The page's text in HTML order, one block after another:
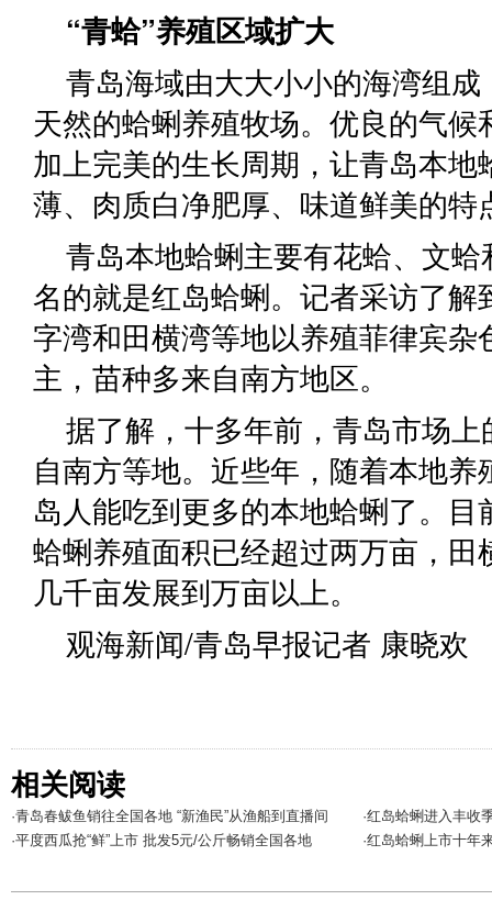
“青蛤”养殖区域扩大
青岛海域由大大小小的海湾组
天然的蛤蜊养殖牧场。优良的气候
加上完美的生长周期，让青岛本地
薄、肉质白净肥厚、味道鲜美的特
青岛本地蛤蜊主要有花蛤、文
名的就是红岛蛤蜊。记者采访了解
字湾和田横湾等地以养殖菲律宾杂
主，苗种多来自南方地区。
据了解，十多年前，青岛市场
自南方等地。近些年，随着本地养
岛人能吃到更多的本地蛤蜊了。目
蛤蜊养殖面积已经超过两万亩，田
几千亩发展到万亩以上。
观海新闻/青岛早报记者 康晓欢
相关阅读
·青岛春鲅鱼销往全国各地 “新渔民”从渔船到直播间
·红岛蛤蜊进入丰收
·平度西瓜抢“鲜”上市 批发5元/公斤畅销全国各地
·红岛蛤蜊上市十年